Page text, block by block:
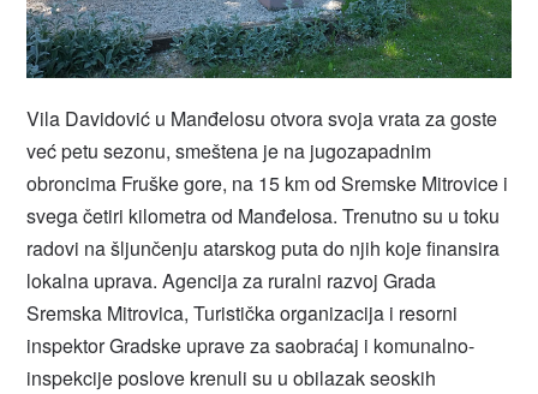
Vila Davidović u Manđelosu otvora svoja vrata za goste
već petu sezonu, smeštena je na jugozapadnim
obroncima Fruške gore, na 15 km od Sremske Mitrovice i
svega četiri kilometra od Manđelosa. Trenutno su u toku
radovi na šljunčenju atarskog puta do njih koje finansira
lokalna uprava. Agencija za ruralni razvoj Grada
Sremska Mitrovica, Turistička organizacija i resorni
inspektor Gradske uprave za saobraćaj i komunalno-
inspekcije poslove krenuli su u obilazak seoskih